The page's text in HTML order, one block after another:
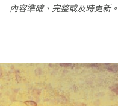
內容準確、完整或及時更新。